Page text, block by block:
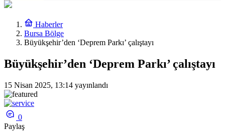
Haberler
Bursa Bölge
Büyükşehir’den ‘Deprem Parkı’ çalıştayı
Büyükşehir’den ‘Deprem Parkı’ çalıştayı
15 Nisan 2025, 13:14 yayınlandı
0
Paylaş